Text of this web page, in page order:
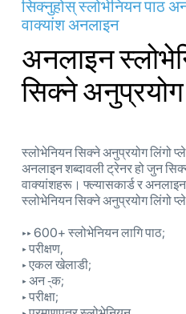
सिक्नुहोस् स्लोभेनियन पाठ
वाक्यांश अनलाइन
अनलाइन
सिक्ने अनुप्रयोग
स्लोभेनियन सिक्ने अनुप्रयोग लिंगो
अनलाइन शब्दावली ट्रेनर हो जुन
वाक्यांशहरू। फ्ल्यासकार्ड र
स्लोभेनियन सिक्ने अनुप्रयोग लिंगो
‣‣ 600+ स्लोभेनियन लागि पाठ;
‣ परीक्षण,
‣ एकल खेलाडी;
‣ अन -्क;
‣ परीक्षा;